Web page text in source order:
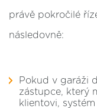
právě pokročilé
následovně:
Pokud v garáži
zástupce, který
klientovi,